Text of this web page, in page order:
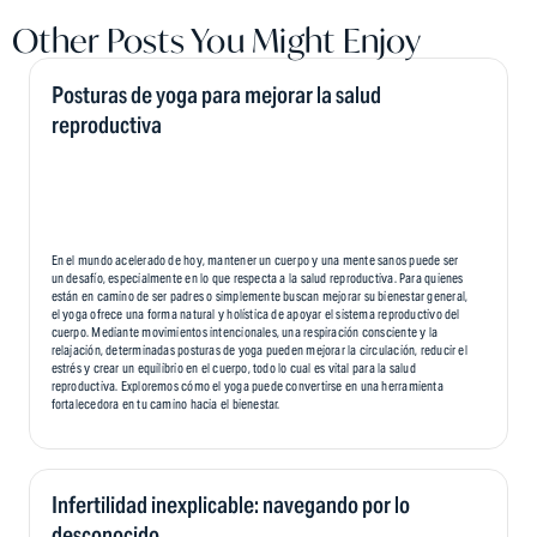
Other Posts You Might Enjoy
Posturas de yoga para mejorar la salud
reproductiva
En el mundo acelerado de hoy, mantener un cuerpo y una mente sanos puede ser
un desafío, especialmente en lo que respecta a la salud reproductiva. Para quienes
están en camino de ser padres o simplemente buscan mejorar su bienestar general,
el yoga ofrece una forma natural y holística de apoyar el sistema reproductivo del
cuerpo. Mediante movimientos intencionales, una respiración consciente y la
relajación, determinadas posturas de yoga pueden mejorar la circulación, reducir el
estrés y crear un equilibrio en el cuerpo, todo lo cual es vital para la salud
reproductiva. Exploremos cómo el yoga puede convertirse en una herramienta
fortalecedora en tu camino hacia el bienestar.
Infertilidad inexplicable: navegando por lo